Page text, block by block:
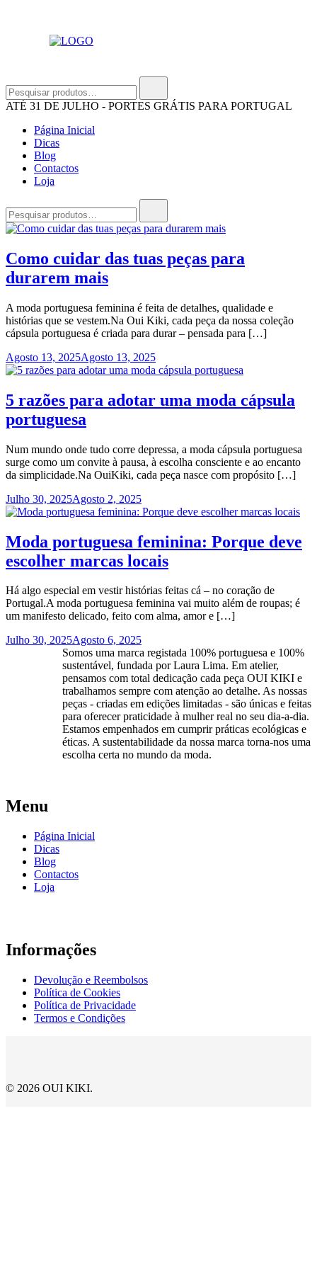
todos feitas à mão, pela criadora e responsável pela
por:
ATÉ 31 DE JULHO - PORTES GRÁTIS PARA PORTUGAL
Página Inicial
Dicas
Blog
Contactos
Loja
por:
Como cuidar das tuas peças para
durarem mais
A moda portuguesa feminina é feita de detalhes, qualidade e
histórias que se vestem.Na Oui Kiki, cada peça da nossa coleção
cápsula portuguesa é criada para durar – pensada para […]
Agosto 13, 2025Agosto 13, 2025
5 razões para adotar uma moda cápsula
portuguesa
Num mundo onde tudo corre depressa, a moda cápsula portuguesa
surge como um convite à pausa, à escolha consciente e ao encanto
da simplicidade.Na OuiKiki, cada peça nasce com propósito […]
Julho 30, 2025Agosto 2, 2025
Moda portuguesa feminina: Porque deve
escolher marcas locais
Há algo especial em vestir histórias feitas cá – no coração de
Portugal.A moda portuguesa feminina vai muito além de roupas; é
um manifesto delicado, feito com alma, amor e […]
Julho 30, 2025Agosto 6, 2025
Somos uma marca registada 100% portuguesa e 100%
sustentável, fundada por Laura Lima. Em atelier,
pensamos com total dedicação cada peça OUI KIKI e
trabalhamos sempre com atenção ao detalhe. As nossas
peças - criadas em edições limitadas - são únicas e feitas
para oferecer praticidade à mulher real no seu dia-a-dia.
Estamos empenhados em cumprir práticas ecológicas e
éticas. A sustentabilidade da nossa marca torna-nos uma
escolha certa no mundo da moda.
Menu
Página Inicial
Dicas
Blog
Contactos
Loja
Informações
Devolução e Reembolsos
Política de Cookies
Política de Privacidade
Termos e Condições
© 2026 OUI KIKI.